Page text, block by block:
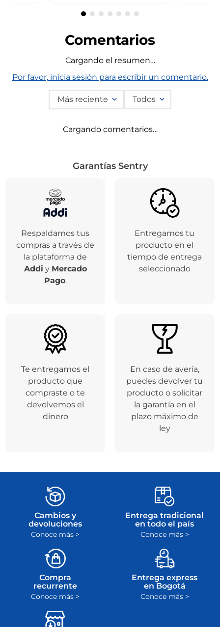
Comentarios
Cargando el resumen…
Por favor, inicia sesión para escribir un comentario.
Más reciente Todos
Cargando comentarios…
Garantías Sentry
Respaldamos tus
compras a través de
la plataforma de
Addi y Mercado
Pago.
Entregamos tu
producto en el
tiempo de entrega
seleccionado
Te entregamos el
producto que
compraste o te
devolvemos el
dinero
En caso de avería,
puedes devolver tu
producto o solicitar
la garantía en el
plazo máximo de
ley
Cambios y
devoluciones
Conoce más >
Entrega tradicional
en todo el país
Conoce más >
Compra
recurrente
Conoce más >
Entrega express
en Bogotá
Conoce más >